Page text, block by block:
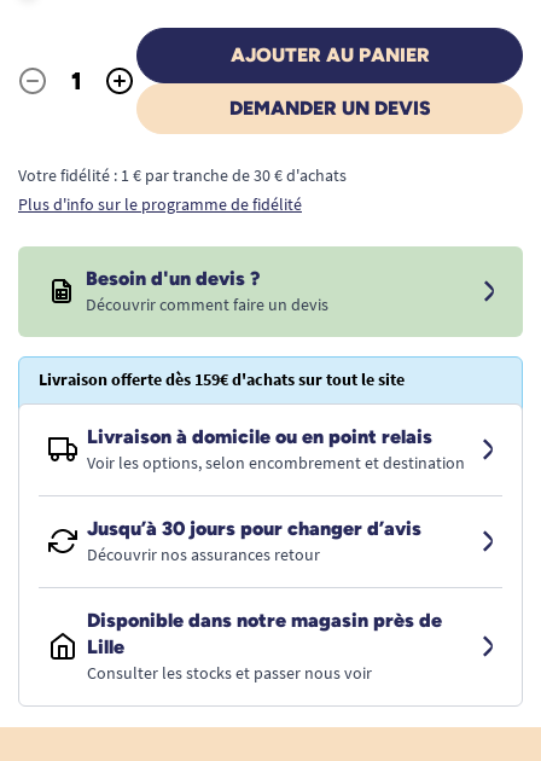
Quantité
- +
AJOUTER AU PANIER
DEMANDER UN DEVIS
Votre fidélité : 1 € par tranche de 30 € d'achats
Plus d'info sur le programme de fidélité
Besoin d'un devis ?
Découvrir comment faire un devis
Livraison offerte dès 159€ d'achats sur tout le site
Livraison à domicile ou en point relais
Voir les options, selon encombrement et destination
Jusqu’à 30 jours pour changer d’avis
Découvrir nos assurances retour
Disponible dans notre magasin près de
Lille
Consulter les stocks et passer nous voir